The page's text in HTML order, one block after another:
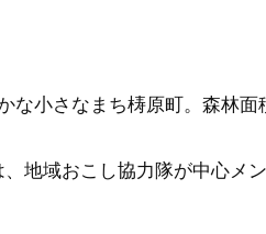
な小さなまち梼原町。森林面
地域おこし協力隊が中心メ